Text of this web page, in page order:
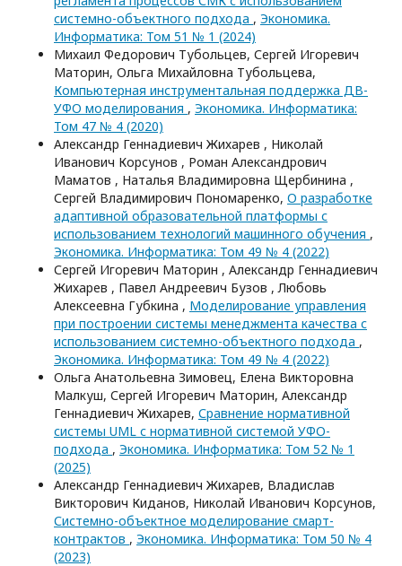
системно-объектного подхода , Экономика.
Информатика: Том 51 № 1 (2024)
Михаил Федорович Тубольцев, Сергей Игоревич
Маторин, Ольга Михайловна Тубольцева,
Компьютерная инструментальная поддержка ДВ-
УФО моделирования , Экономика. Информатика:
Том 47 № 4 (2020)
Александр Геннадиевич Жихарев , Николай
Иванович Корсунов , Роман Александрович
Маматов , Наталья Владимировна Щербинина ,
Сергей Владимирович Пономаренко, О разработке
адаптивной образовательной платформы с
использованием технологий машинного обучения ,
Экономика. Информатика: Том 49 № 4 (2022)
Сергей Игоревич Маторин , Александр Геннадиевич
Жихарев , Павел Андреевич Бузов , Любовь
Алексеевна Губкина , Моделирование управления
при построении системы менеджмента качества с
использованием системно-объектного подхода ,
Экономика. Информатика: Том 49 № 4 (2022)
Ольга Анатольевна Зимовец, Елена Викторовна
Малкуш, Сергей Игоревич Маторин, Александр
Геннадиевич Жихарев, Сравнение нормативной
системы UML с нормативной системой УФО-
подхода , Экономика. Информатика: Том 52 № 1
(2025)
Александр Геннадиевич Жихарев, Владислав
Викторович Киданов, Николай Иванович Корсунов,
Системно-объектное моделирование смарт-
контрактов , Экономика. Информатика: Том 50 № 4
(2023)